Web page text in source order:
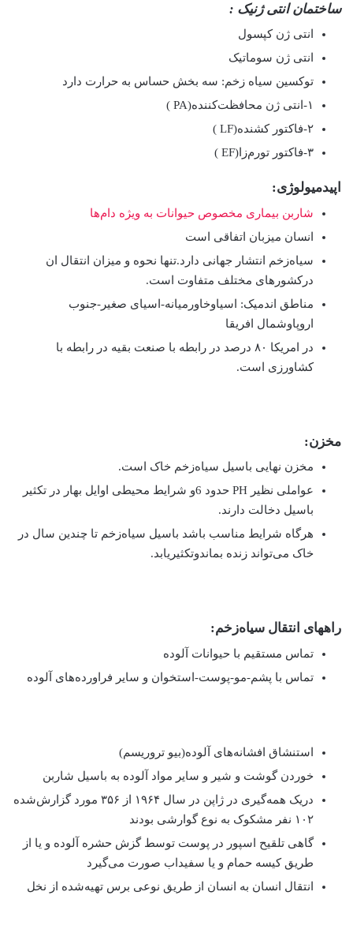
ساختمان انتی ژنیک :
انتی ژن کپسول
انتی ژن سوماتیک
توکسین سیاه زخم: سه بخش حساس به حرارت دارد
۱-انتی ژن محافظت‌کننده(PA )
۲-فاکتور کشنده(LF )
۳-فاکتور تورم‌زا(EF )
اپیدمیولوژی:
شاربن بیماری مخصوص حیوانات به ویژه دام‌ها
انسان میزبان اتفاقی است
سیاه‌زخم انتشار جهانی دارد.تنها نحوه و میزان انتقال ان
درکشورهای مختلف متفاوت است.
مناطق اندمیک: اسیاوخاورمیانه-اسیای صغیر-جنوب
اروپاوشمال افریقا
در امریکا ۸۰ درصد در رابطه با صنعت بقیه در رابطه با
کشاورزی است.
مخزن:
مخزن نهایی باسیل سیاه‌زخم خاک است.
عواملی نظیر PH حدود 6و شرایط محیطی اوایل بهار در تکثیر
باسیل دخالت دارند.
هرگاه شرایط مناسب باشد باسیل سیاه‌زخم تا چندین سال در
خاک می‌تواند زنده بماندوتکثیریابد.
راههای انتقال سیاه‌زخم:
تماس مستقیم با حیوانات آلوده
تماس با پشم-مو-پوست-استخوان و سایر فراورده‌های آلوده
استنشاق افشانه‌های آلوده(بیو تروریسم)
خوردن گوشت و شیر و سایر مواد آلوده به باسیل شاربن
دریک همه‌گیری در ژاپن در سال ۱۹۶۴ از ۳۵۶ مورد گزارش‌شده
۱۰۲ نفر مشکوک به نوع گوارشی بودند
گاهی تلقیح اسپور در پوست توسط گزش حشره آلوده و یا از
طریق کیسه حمام و یا سفیداب صورت می‌گیرد
انتقال انسان به انسان از طریق نوعی برس تهیه‌شده از نخل